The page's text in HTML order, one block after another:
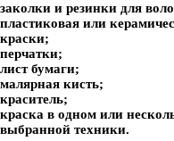
заколки и резинки для
пластиковая или
краски;
перчатки;
лист бумаги;
малярная кисть;
краситель;
краска в одном или
выбранной техники.